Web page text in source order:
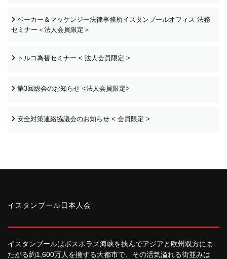
ベーカー＆マッケンジー法律事務所イスタンブールオフィス 法務
セミナー＜法人会員限定＞
トルコ為替セミナー < 法人会員限定 >
第3回総会のお知らせ <法人会員限定>
安全対策連絡協議会のお知らせ < 会員限定 >
イスタンブール日本人会
イスタンブールはボスポラス海峡を挟んでアジアと欧州双方にま
たがる約1,600万人を擁する大都市で、その活気溢れる街並みは